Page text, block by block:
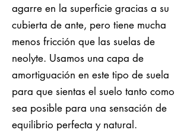
agarre en la superficie gracias a su
cubierta de ante, pero tiene mucha
menos fricción que las suelas de
neolyte. Usamos una capa de
amortiguación en este tipo de suela
para que sientas el suelo tanto como
sea posible para una sensación de
equilibrio perfecta y natural.